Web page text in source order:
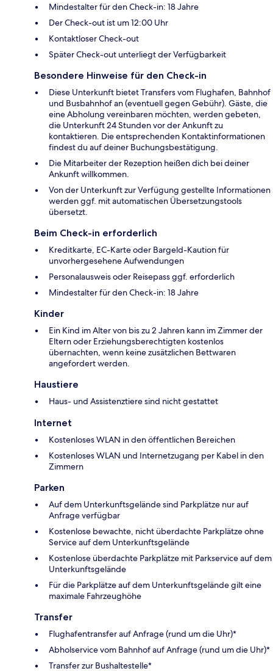
Mindestalter für den Check-in: 18 Jahre
Der Check-out ist um 12:00 Uhr
Kontaktloser Check-out
Später Check-out unterliegt der Verfügbarkeit
Besondere Hinweise für den Check-in
Diese Unterkunft bietet Transfers vom Flughafen, Bahnhof
und Busbahnhof an (eventuell gegen Gebühr). Gäste, die
eine Abholung vereinbaren möchten, werden gebeten,
die Unterkunft 24 Stunden vor der Ankunft zu
kontaktieren. Die entsprechenden Kontaktinformationen
findest du auf deiner Buchungsbestätigung.
Die Mitarbeiter der Rezeption heißen dich bei deiner
Ankunft willkommen.
Von der Unterkunft zur Verfügung gestellte Informationen
werden ggf. mit automatischen Übersetzungstools
übersetzt.
Beim Check-in erforderlich
Kreditkarte, EC-Karte oder Bargeld-Kaution für
unvorhergesehene Aufwendungen
Personalausweis oder Reisepass ggf. erforderlich
Mindestalter für den Check-in: 18 Jahre
Kinder
Ein Kind im Alter von bis zu 2 Jahren kann im Zimmer der
Eltern oder Erziehungsberechtigten kostenlos
übernachten, wenn keine zusätzlichen Bettwaren
angefordert werden.
Haustiere
Haus- und Assistenztiere sind nicht gestattet
Internet
Kostenloses WLAN in den öffentlichen Bereichen
Kostenloses WLAN und Internetzugang per Kabel in den
Zimmern
Parken
Auf dem Unterkunftsgelände sind Parkplätze nur auf
Anfrage verfügbar
Kostenlose bewachte, nicht überdachte Parkplätze ohne
Service auf dem Unterkunftsgelände
Kostenlose überdachte Parkplätze mit Parkservice auf dem
Unterkunftsgelände
Für die Parkplätze auf dem Unterkunftsgelände gilt eine
maximale Fahrzeughöhe
Transfer
Flughafentransfer auf Anfrage (rund um die Uhr)*
Abholservice vom Bahnhof auf Anfrage (rund um die Uhr)*
Transfer zur Bushaltestelle*